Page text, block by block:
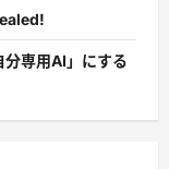
専用AI」にする